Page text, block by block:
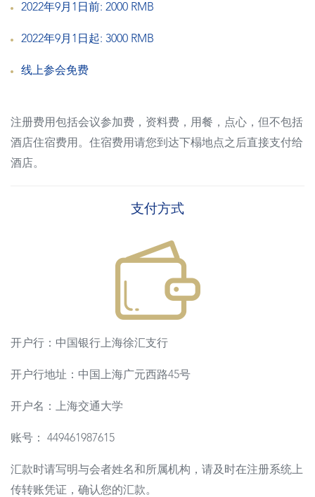
2022年9月1日前: 2000 RMB
2022年9月1日起: 3000 RMB
线上参会免费
注册费用包括会议参加费，资料费，用餐，点心，但不包括
酒店住宿费用。住宿费用请您到达下榻地点之后直接支付给
酒店。
支付方式
开户行：中国银行上海徐汇支行
开户行地址：中国上海广元西路45号
开户名：上海交通大学
账号： 449461987615
汇款时请写明与会者姓名和所属机构，请及时在注册系统上
传转账凭证，确认您的汇款。